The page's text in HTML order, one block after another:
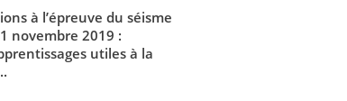
à l’épreuve du séisme
novembre 2019 :
utiles à la